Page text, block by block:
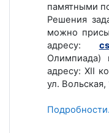
памятными
Решения
можно
адресу:
Олимпиада)
адресу: XII
ул. Вольская,